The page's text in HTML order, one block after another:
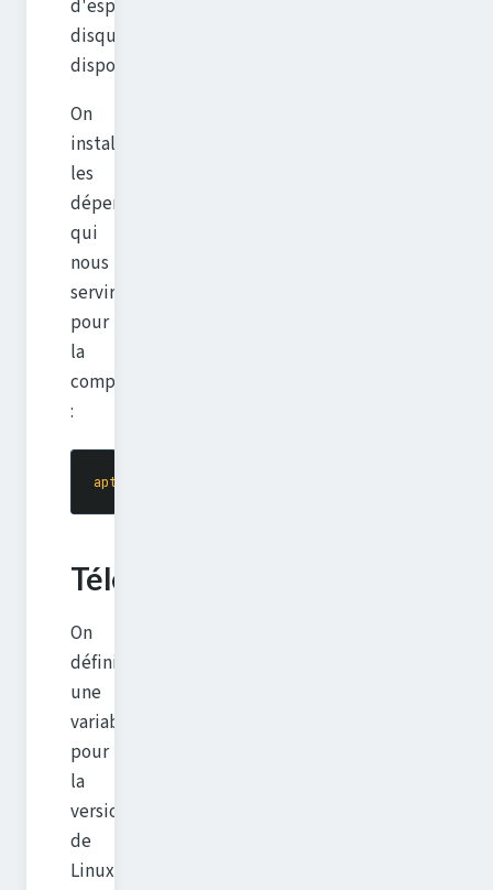
d'espace
disque
disponible.
On
installe
les
dépendances
qui
nous
serviront
pour
la
compilation
:
apt-get
Téléchargement
On
définit
une
variable
pour
la
version
de
Linux